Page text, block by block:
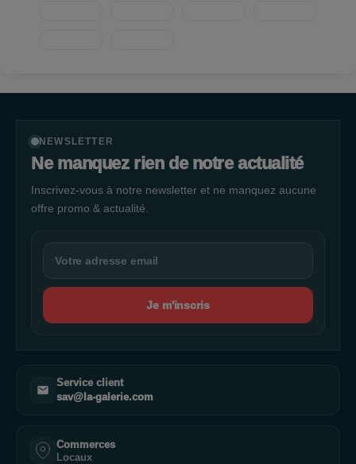
NEWSLETTER
Ne manquez rien de notre actualité
Inscrivez-vous à notre newsletter et ne manquez aucune
offre promo & actualité.
Je m'inscris
Service client
sav@la-galerie.com
Commerces
Locaux